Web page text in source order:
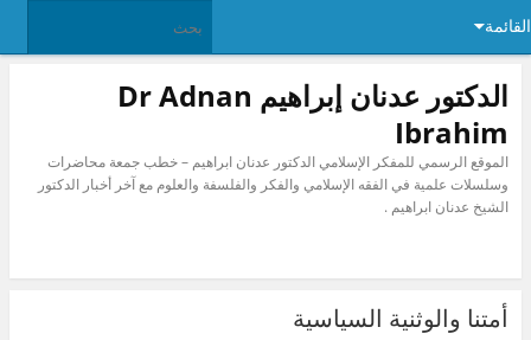
القائمة
الدكتور عدنان إبراهيم Dr Adnan
Ibrahim
الموقع الرسمي للمفكر الإسلامي الدكتور عدنان ابراهيم – خطب جمعة محاضرات
وسلسلات علمية في الفقه الإسلامي والفكر والفلسفة والعلوم مع آخر أخبار الدكتور
الشيخ عدنان ابراهيم .
أمتنا والوثنية السياسية